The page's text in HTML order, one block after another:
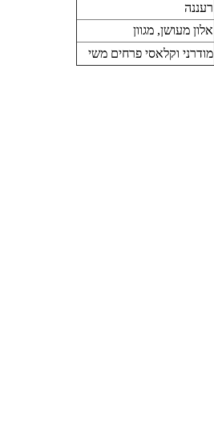
רעננה
אלון מעושן, מגוון
מודרני וקלאסי פרחים משי